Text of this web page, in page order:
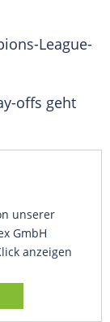
League-
offs geht
unserer
GmbH
anzeigen